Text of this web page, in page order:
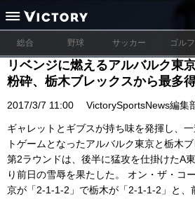
総合 野球 サッカー ゴルフ
リベンジに燃えるアルバルク東
粉砕、栃木ブレックスから最多
2017/3/7 11:00 VictorySportsNews編集
ギャレットとギブスが持ち味を発揮し、
トゲームとなったアルバルク東京と栃木
第2ラウンドは、後半に猛攻を仕掛けたA
り前日の雪辱を果たした。 オン・ザ・コ
京が「2-1-1-2」で栃木が「2-1-1-2」と、